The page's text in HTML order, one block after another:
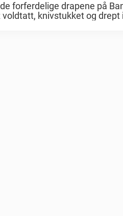
forferdelige drapene på
knivstukket og